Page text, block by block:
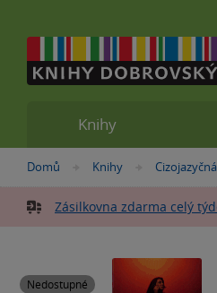
Nacházíte
zde:
Domů »
Knihy »
Zásilkovna zdarma celý
Nedostupné
Knihy